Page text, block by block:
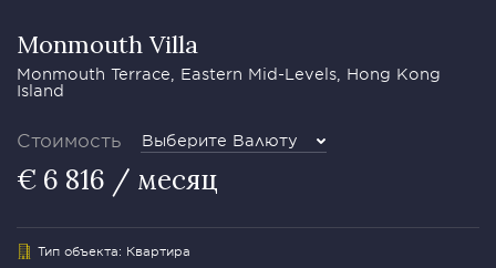
Monmouth Villa
Monmouth Terrace, Eastern Mid-Levels, Hong Kong
Island
Стоимость Выберите Валюту
€ 6 816 / месяц
Тип объекта: Квартира